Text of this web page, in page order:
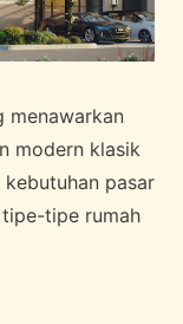
menawarkan
modern klasik
pasar
tipe rumah